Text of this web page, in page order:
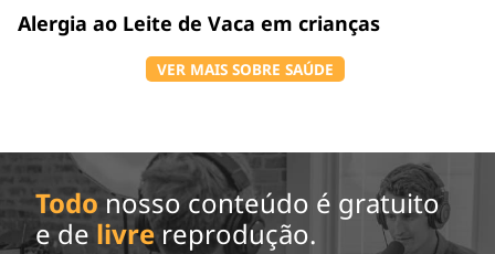
Alergia ao Leite de Vaca em crianças
VER MAIS SOBRE SAÚDE
Todo nosso conteúdo é gratuito
e de livrereprodução.